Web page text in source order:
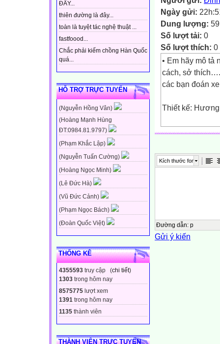
ĐẤY...
thiên đường là đây...
toàn là tuyệt tác nghệ thuật ...
fastfoood...
Chắc phải kiếm chồng Hàn Quốc
quá...
HỖ TRỢ TRỰC TUYẾN
(Nguyễn Hồng Vân)
(Hoàng Mạnh Hùng
ĐT:0984.81.9797)
(Phạm Khắc Lập)
(Nguyễn Tuấn Cường)
(Hoàng Ngọc Minh)
(Lê Đức Hà)
(Vũ Đức Cảnh)
(Phạm Ngọc Bách)
(Đoàn Quốc Việt)
THỐNG KÊ
4355593 truy cập (chi tiết)
1303 trong hôm nay
8575775 lượt xem
1391 trong hôm nay
1135 thành viên
THÀNH VIÊN TRỰC TUYẾN
Ngày gửi:
Dung lượng:
Số lượt tải: 0
Số lượt thích: 0
• Em hãy mô tả
cách, sở
các bạn đoán
Thiết kế:
Thứ … ngày …
• Kể được một
điểm cá nhân;
sự khác biệt
• Không đồng
Kích thước font
Đường dẫn: p
Gửi ý kiến